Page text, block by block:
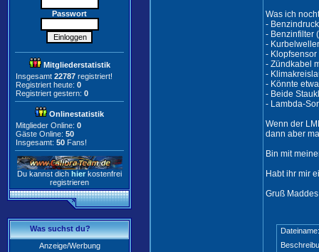
Passwort
Mitgliederstatistik
Insgesamt 22787 registriert!
Registriert heute: 0
Registriert gestern: 0
Onlinestatistik
Mitglieder Online: 0
Gäste Online: 50
Insgesamt: 50 Fans!
Du kannst dich hier kostenfrei
registrieren
Was suchst du?
Anzeige/Werbung
Was ich
-
- Benzinfilter
-
-
- Zündkabel
-
- Könnte
- Beide
- Lambda-
Wenn der
dann aber
Bin mit
Habt ihr mir
Gruß Maddes
Dateiname: